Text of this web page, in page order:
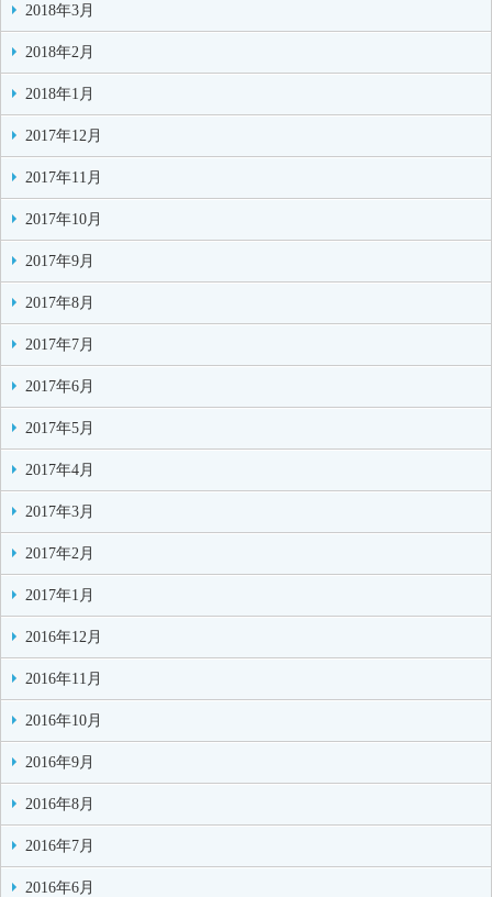
2018年3月
2018年2月
2018年1月
2017年12月
2017年11月
2017年10月
2017年9月
2017年8月
2017年7月
2017年6月
2017年5月
2017年4月
2017年3月
2017年2月
2017年1月
2016年12月
2016年11月
2016年10月
2016年9月
2016年8月
2016年7月
2016年6月